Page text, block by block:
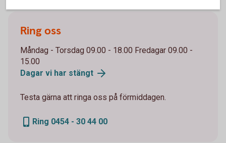
Ring oss
Måndag - Torsdag 09.00 - 18.00 Fredagar 09.00 -
15.00
Dagar vi har stängt
Testa gärna att ringa oss på förmiddagen.
Ring 0454 - 30 44 00